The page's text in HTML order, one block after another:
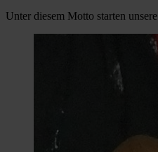
Unter diesem Motto starten